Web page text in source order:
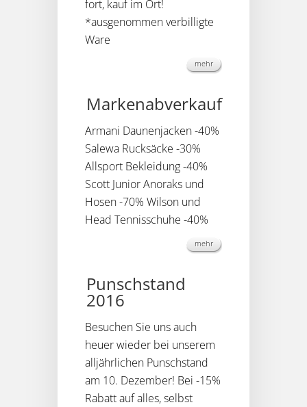
fort, kauf im Ort!
*ausgenommen verbilligte
Ware
mehr
Markenabverkauf
Armani Daunenjacken -40%
Salewa Rucksäcke -30%
Allsport Bekleidung -40%
Scott Junior Anoraks und
Hosen -70% Wilson und
Head Tennisschuhe -40%
mehr
Punschstand
2016
Besuchen Sie uns auch
heuer wieder bei unserem
alljährlichen Punschstand
am 10. Dezember! Bei -15%
Rabatt auf alles, selbst